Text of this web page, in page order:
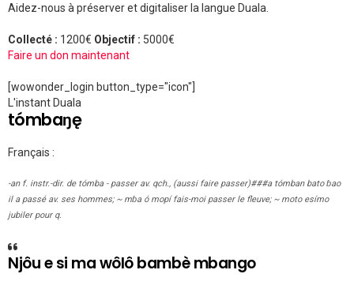
Aidez-nous à préserver et digitaliser la langue Duala.
Collecté : 1200€ Objectif : 5000€
Faire un don maintenant
[wowonder_login button_type="icon"]
L'instant Duala
tómbaŋę
Français :
-an f. instr.-dir. de tómba - passer av. qch., (aussi faire passer)###a tómban bato ɓao
il a passé av. ses hommes; ~ mɓa ó mopí fais-moi passer le fleuve; ~ moto esímo
jubiler pour q.
Njôu e si ma wôlô bambè mbango